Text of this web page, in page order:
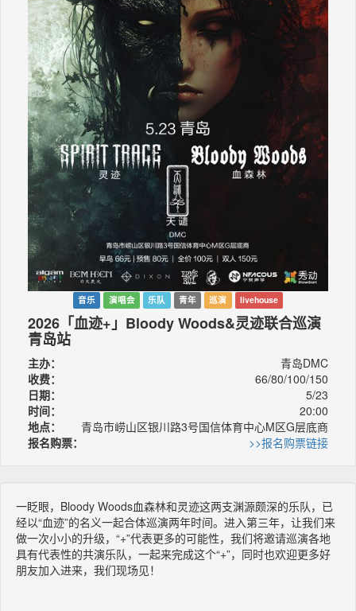
音乐 演唱会 乐队 青年 巡演 livehouse
2026「血迹+」Bloody Woods&灵迹联合巡演
青岛站
主办：
青岛DMC
收费：
66/80/100/150
日期：
5/23
时间：
20:00
地点：
青岛市崂山区银川路3号国信体育中心M区G层底商
报名购票：
>>报名购票链接
一眨眼，Bloody Woods血森林和灵迹这两支渊源颇深的乐队，已
经以“血迹”的名义一起合体巡演两年时间。进入第三年，让我们来
做一次小小的升级，“+”代表更多的可能性，我们将邀请巡演各地
具有代表性的共演乐队，一起来完成这个“+”，同时也欢迎更多好
朋友加入进来，我们现场见！